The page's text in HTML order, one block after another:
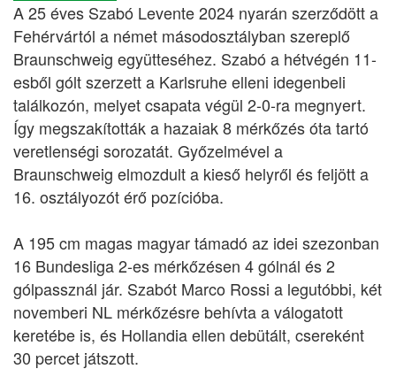
A 25 éves Szabó Levente 2024 nyarán szerződött a
Fehérvártól a német másodosztályban szereplő
Braunschweig együtteséhez. Szabó a hétvégén 11-
esből gólt szerzett a Karlsruhe elleni idegenbeli
találkozón, melyet csapata végül 2-0-ra megnyert.
Így megszakították a hazaiak 8 mérkőzés óta tartó
veretlenségi sorozatát. Győzelmével a
Braunschweig elmozdult a kieső helyről és feljött a
16. osztályozót érő pozícióba.
A 195 cm magas magyar támadó az idei szezonban
16 Bundesliga 2-es mérkőzésen 4 gólnál és 2
gólpassznál jár. Szabót Marco Rossi a legutóbbi, két
novemberi NL mérkőzésre behívta a válogatott
keretébe is, és Hollandia ellen debütált, csereként
30 percet játszott.